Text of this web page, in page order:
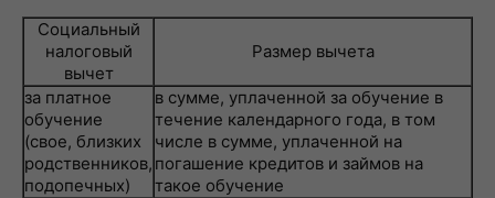
Социальный
налоговый
вычет
Размер вычета
за платное
обучение
(свое, близких
родственников,
подопечных)
в сумме, уплаченной за обучение в
течение календарного года, в том
числе в сумме, уплаченной на
погашение кредитов и займов на
такое обучение